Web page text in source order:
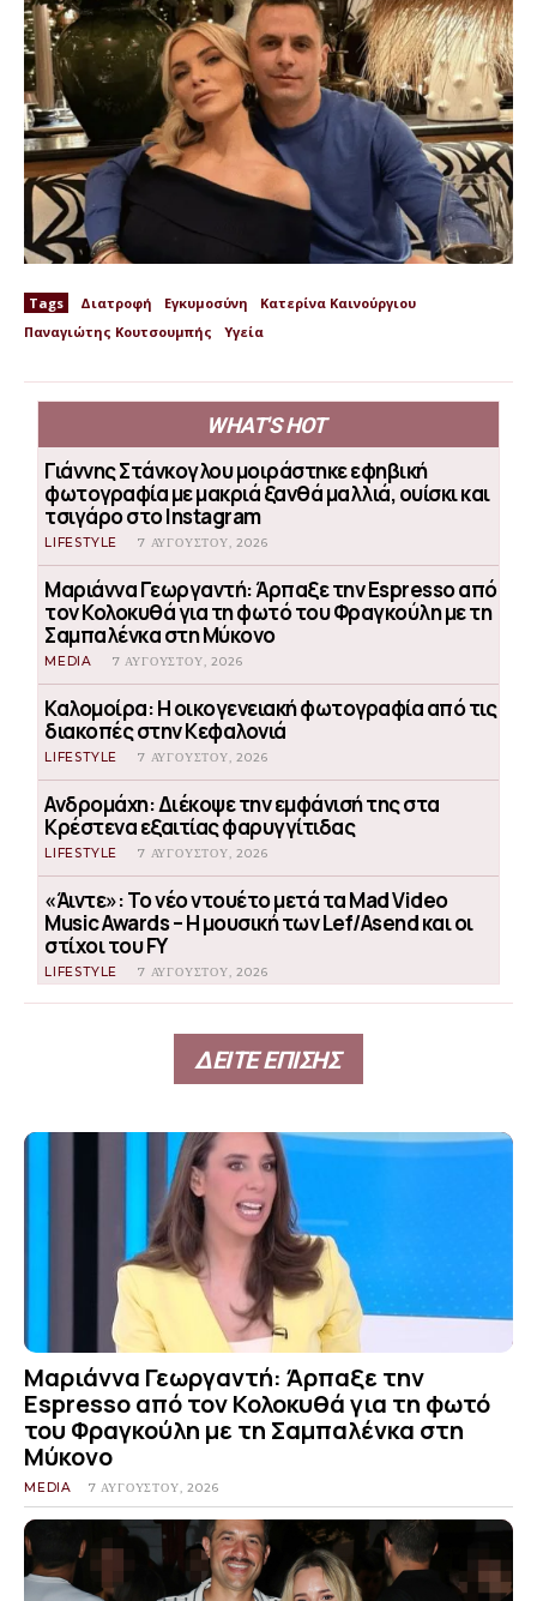
Tags Διατροφή Εγκυμοσύνη
Κατερίνα Καινούργιου
Παναγιώτης Κουτσουμπής
Υγεία
WHAT'S HOT
Γιάννης Στάνκογλου μοιράστηκε εφηβική
φωτογραφία με μακριά ξανθά μαλλιά, ουίσκι και
τσιγάρο στο Instagram
LIFESTYLE 7 ΑΥΓΟΎΣΤΟΥ, 2026
Μαριάννα Γεωργαντή: Άρπαξε την Espresso από
τον Κολοκυθά για τη φωτό του Φραγκούλη με τη
Σαμπαλένκα στη Μύκονο
MEDIA 7 ΑΥΓΟΎΣΤΟΥ, 2026
Καλομοίρα: Η οικογενειακή φωτογραφία από τις
διακοπές στην Κεφαλονιά
LIFESTYLE 7 ΑΥΓΟΎΣΤΟΥ, 2026
Ανδρομάχη: Διέκοψε την εμφάνισή της στα
Κρέστενα εξαιτίας φαρυγγίτιδας
LIFESTYLE 7 ΑΥΓΟΎΣΤΟΥ, 2026
«Άιντε»: Το νέο ντουέτο μετά τα Mad Video
Music Awards – Η μουσική των Lef/Asend και οι
στίχοι του FY
LIFESTYLE 7 ΑΥΓΟΎΣΤΟΥ, 2026
ΔΕΙΤΕ ΕΠΙΣΗΣ
Μαριάννα Γεωργαντή: Άρπαξε την
Espresso από τον Κολοκυθά για τη φωτό
του Φραγκούλη με τη Σαμπαλένκα στη
Μύκονο
MEDIA 7 ΑΥΓΟΎΣΤΟΥ, 2026